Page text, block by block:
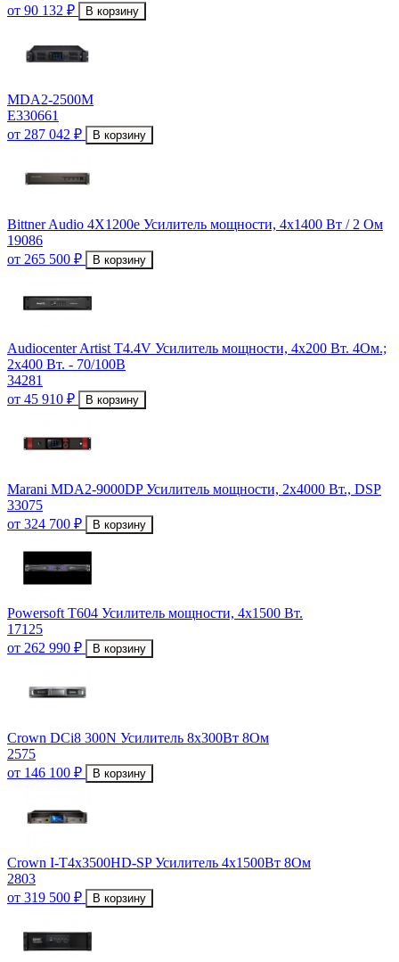
от 90 132 ₽
В корзину
MDA2-2500M
E330661
от 287 042 ₽
В корзину
Bittner Audio 4X1200e Усилитель мощности, 4x1400 Вт / 2 Ом
19086
от 265 500 ₽
В корзину
Audiocenter Artist T4.4V Усилитель мощности, 4х200 Вт. 4Ом.;
2х400 Вт. - 70/100В
34281
от 45 910 ₽
В корзину
Marani MDA2-9000DP Усилитель мощности, 2х4000 Вт., DSP
33075
от 324 700 ₽
В корзину
Powersoft T604 Усилитель мощности, 4x1500 Вт.
17125
от 262 990 ₽
В корзину
Crown DCi8 300N Усилитель 8x300Вт 8Ом
2575
от 146 100 ₽
В корзину
Crown I-T4x3500HD-SP Усилитель 4x1500Вт 8Ом
2803
от 319 500 ₽
В корзину